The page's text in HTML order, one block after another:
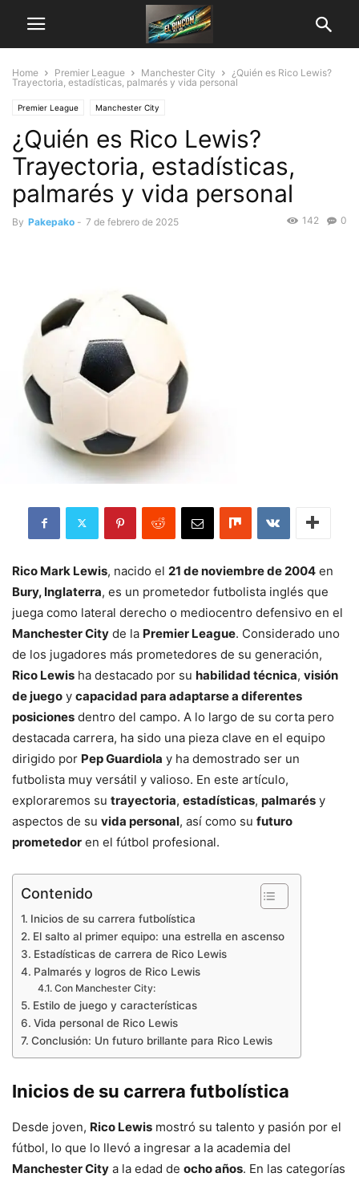
Home Premier League Manchester City
¿Quién es Rico Lewis?
Trayectoria, estadísticas, palmarés y vida personal
Premier League Manchester City
¿Quién es Rico Lewis?
Trayectoria, estadísticas,
palmarés y vida personal
By Pakepako - 7 de febrero de 2025 0
142
Rico Mark Lewis, nacido el 21 de noviembre de 2004 en
Bury, Inglaterra, es un prometedor futbolista inglés que
juega como lateral derecho o mediocentro defensivo en el
Manchester City de la Premier League. Considerado uno
de los jugadores más prometedores de su generación,
Rico Lewis ha destacado por su habilidad técnica, visión
de juego y capacidad para adaptarse a diferentes
posiciones dentro del campo. A lo largo de su corta pero
destacada carrera, ha sido una pieza clave en el equipo
dirigido por Pep Guardiola y ha demostrado ser un
futbolista muy versátil y valioso. En este artículo,
exploraremos su trayectoria, estadísticas, palmarés y
aspectos de su vida personal, así como su futuro
prometedor en el fútbol profesional.
Contenido
Inicios de su carrera futbolística
El salto al primer equipo: una estrella en ascenso
Estadísticas de carrera de Rico Lewis
Palmarés y logros de Rico Lewis
Con Manchester City:
Estilo de juego y características
Vida personal de Rico Lewis
Conclusión: Un futuro brillante para Rico Lewis
Inicios de su carrera futbolística
Desde joven, Rico Lewis mostró su talento y pasión por el
fútbol, lo que lo llevó a ingresar a la academia del
Manchester City a la edad de ocho años. En las categorías